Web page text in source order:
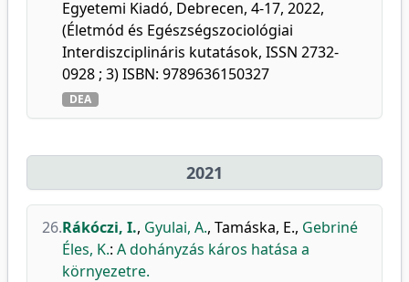
Egyetemi Kiadó, Debrecen, 4-17, 2022,
(Életmód és Egészségszociológiai
Interdiszciplináris kutatások, ISSN 2732-
0928 ; 3) ISBN: 9789636150327
DEA
2021
26.Rákóczi, I., Gyulai, A., Tamáska, E., Gebriné
Éles, K.: A dohányzás káros hatása a
környezetre.